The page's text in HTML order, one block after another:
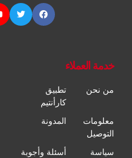
خدمة العملاء
من نحن
تطبيق
كارأنتيم
معلومات
التوصيل
المدونة
سياسة أسئلة وأجوبة